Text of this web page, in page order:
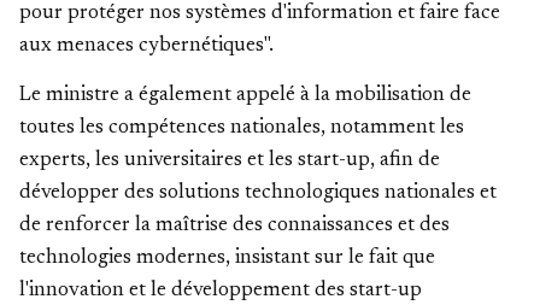
pour protéger nos systèmes d'information et faire face
aux menaces cybernétiques".
Le ministre a également appelé à la mobilisation de
toutes les compétences nationales, notamment les
experts, les universitaires et les start-up, afin de
développer des solutions technologiques nationales et
de renforcer la maîtrise des connaissances et des
technologies modernes, insistant sur le fait que
l'innovation et le développement des start-up